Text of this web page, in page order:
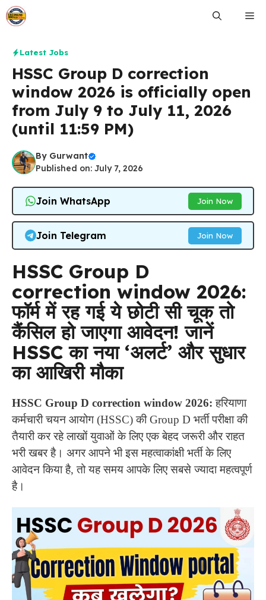
Skip
to
Latest Jobs
HSSC Group D correction
window 2026 is officially open
from July 9 to July 11, 2026
(until 11:59 PM)
By Gurwant
Published on: July 7, 2026
Join WhatsApp Join Now
Join Telegram Join Now
HSSC Group D
correction window 2026:
फॉर्म में रह गई ये छोटी सी चूक तो
कैंसिल हो जाएगा आवेदन! जानें
HSSC का नया ‘अलर्ट’ और सुधार
का आखिरी मौका
HSSC Group D correction window 2026: हरियाणा
कर्मचारी चयन आयोग (HSSC) की Group D भर्ती परीक्षा की
तैयारी कर रहे लाखों युवाओं के लिए एक बेहद जरूरी और राहत
भरी खबर है। अगर आपने भी इस महत्वाकांक्षी भर्ती के लिए
आवेदन किया है, तो यह समय आपके लिए सबसे ज्यादा महत्वपूर्ण
है।